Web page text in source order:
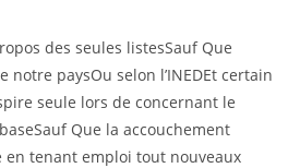
des seules listesSauf Que
notre paysOu selon l’INEDEt certain
seule lors de concernant le
Que la accouchement
tenant emploi tout nouveaux